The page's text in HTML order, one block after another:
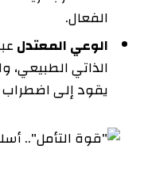
الفعال.
الوعي المعتدل
الذاتي الطبيعي،
يقود إلى اضطراب